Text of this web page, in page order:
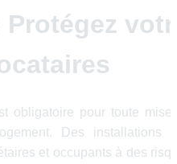
obligatoire pour toute mise
Des installations
et occupants à des